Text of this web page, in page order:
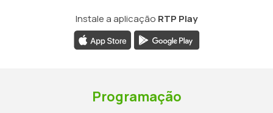
Instale a aplicação RTP Play
Programação